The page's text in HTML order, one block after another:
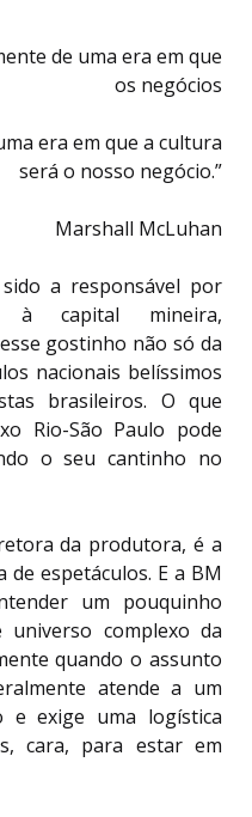
de uma era em que
os negócios
era em que a cultura
será o nosso negócio.”
Marshall McLuhan
a responsável por
à capital mineira,
gostinho não só da
nacionais belíssimos
brasileiros. O que
Rio-São Paulo pode
o seu cantinho no
da produtora, é a
espetáculos. E a BM
um pouquinho
complexo da
quando o assunto
atende a um
e exige uma logística
cara, para estar em